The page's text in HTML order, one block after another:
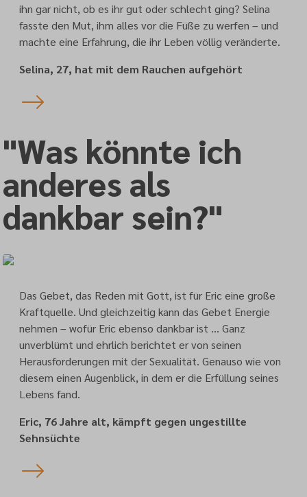
ihn gar nicht, ob es ihr gut oder schlecht ging? Selina
fasste den Mut, ihm alles vor die Füße zu werfen – und
machte eine Erfahrung, die ihr Leben völlig veränderte.
Selina, 27, hat mit dem Rauchen aufgehört
"Was könnte ich
anderes als
dankbar sein?"
Das Gebet, das Reden mit Gott, ist für Eric eine große
Kraftquelle. Und gleichzeitig kann das Gebet Energie
nehmen – wofür Eric ebenso dankbar ist … Ganz
unverblümt und ehrlich berichtet er von seinen
Herausforderungen mit der Sexualität. Genauso wie von
diesem einen Augenblick, in dem er die Erfüllung seines
Lebens fand.
Eric, 76 Jahre alt, kämpft gegen ungestillte
Sehnsüchte